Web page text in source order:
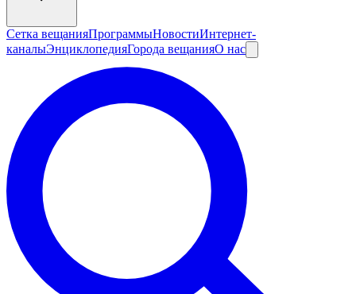
Сетка вещанияПрограммыНовостиИнтернет-
каналыЭнциклопедияГорода вещанияО нас